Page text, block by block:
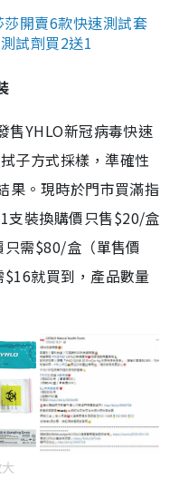
開賣6款快速測試套
試劑買2送1
售YHLO新冠病毒快速
子方式採樣，準確性
果。現時於門市買滿指
支裝換購價只售$20/盒
只需$80/盒（單售價
就買到，產品數量